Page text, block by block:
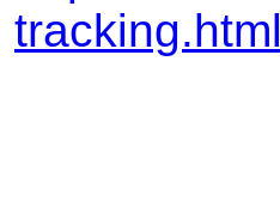
tracking.html